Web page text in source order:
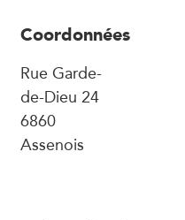
Coordonnées
Rue Garde-
de-Dieu 24
6860
Assenois